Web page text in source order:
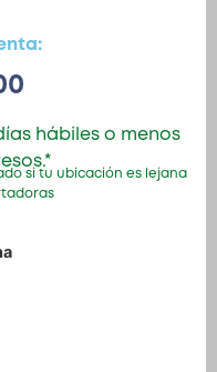
hábiles o menos
si tu ubicación es lejana